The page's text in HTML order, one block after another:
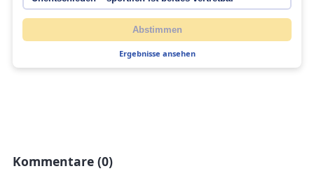
Abstimmen
Ergebnisse ansehen
Kommentare (0)